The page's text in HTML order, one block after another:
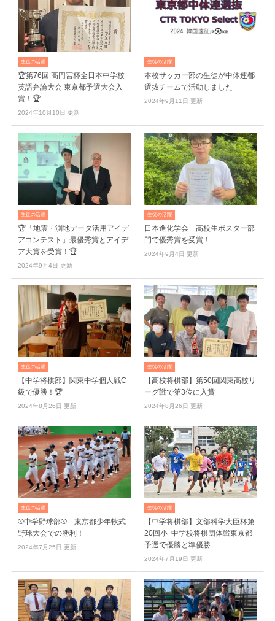
生徒の活躍
🏆第76回 高円宮杯全日本中学校
英語弁論大会 東京都予選大会入
賞！🏆
2024年10月10日 更新
生徒の活躍
本校サッカー部の生徒が中体連都
選抜チームで活動しました
2024年9月11日 更新
生徒の活躍
🏆「地震・測地データ活用アイデ
アコンテスト」最優秀賞とアイデ
ア大賞を受賞！🏆
2024年9月4日 更新
生徒の活躍
日本進化学会 高校生ポスター部
門で優秀賞を受賞！
2024年9月4日 更新
生徒の活躍
【中学将棋部】関東中学個人戦C
級で優勝！🏆
2024年8月26日 更新
生徒の活躍
【高校将棋部】第50回関東高校リ
ーグ戦で第3位に入賞
2024年8月26日 更新
生徒の活躍
⚾️中学野球部⚾️ 東京都少年軟式
野球大会での勝利！
2024年7月25日 更新
生徒の活躍
【中学将棋部】文部科学大臣杯第
20回小･中学校将棋団体戦東京都
予選で優勝と準優勝
2024年7月19日 更新